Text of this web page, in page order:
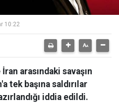
10:22
arasındaki savaşın
tek başına saldırılar
iddia edildi.